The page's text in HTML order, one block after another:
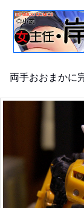
両手おおまかに